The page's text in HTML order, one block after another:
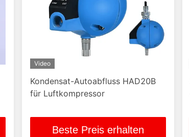
Video
Kondensat-Autoabfluss HAD20B
für Luftkompressor
Beste Preis erhalten